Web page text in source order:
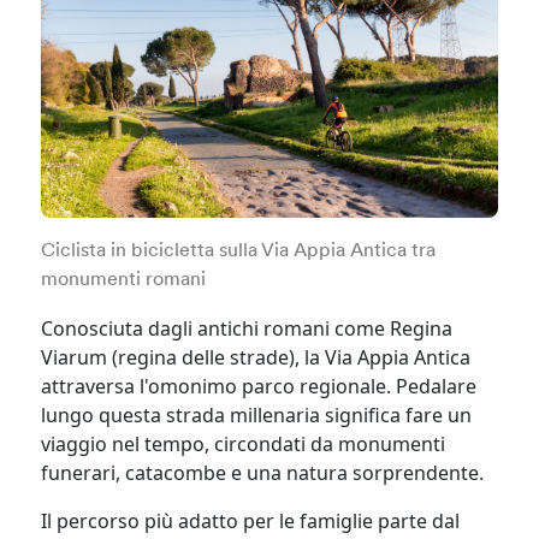
Ciclista in bicicletta sulla Via Appia Antica tra
monumenti romani
Conosciuta dagli antichi romani come Regina
Viarum (regina delle strade), la Via Appia Antica
attraversa l'omonimo parco regionale. Pedalare
lungo questa strada millenaria significa fare un
viaggio nel tempo, circondati da monumenti
funerari, catacombe e una natura sorprendente.
Il percorso più adatto per le famiglie parte dal